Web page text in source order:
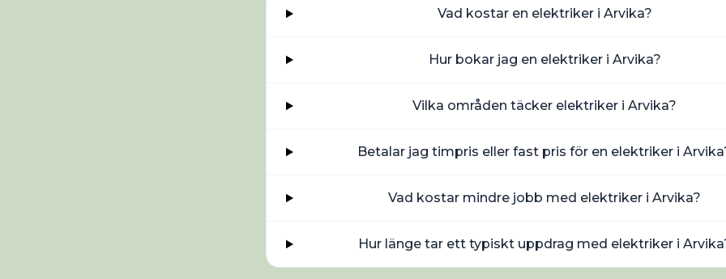
Vad kostar en elektriker i Arvika?
Hur bokar jag en elektriker i Arvika?
Vilka områden täcker elektriker i Arvika?
Betalar jag timpris eller fast pris för en elektriker i
Vad kostar mindre jobb med elektriker i Arvika?
Hur länge tar ett typiskt uppdrag med elektriker i